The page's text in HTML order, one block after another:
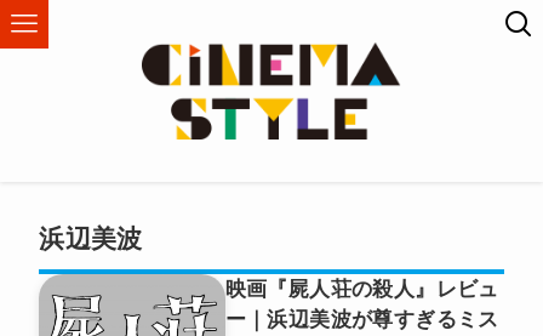
浜辺美波
映画『屍人荘の殺人』レビュ
ー｜浜辺美波が尊すぎるミス